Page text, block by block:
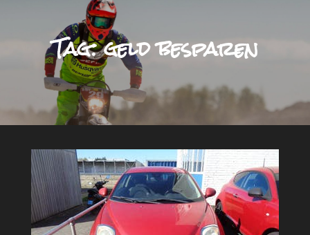
Tag:geld besparen